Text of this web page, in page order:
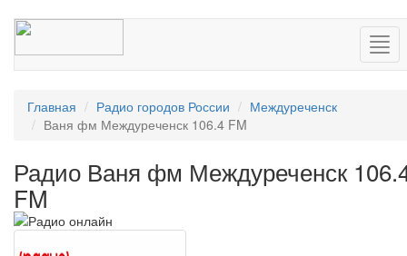
Главная Радио городов России
Междуреченск
Ваня фм Междуреченск 106.4 FM
Радио Ваня фм Междуреченск
FM